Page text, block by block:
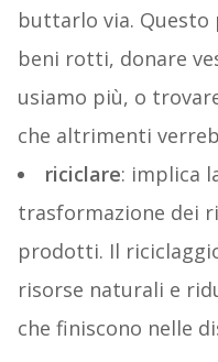
buttarlo via.
beni rotti, donare
usiamo più, o
che altrimenti
riciclare: implica
trasformazione dei
prodotti. Il
risorse naturali e
che finiscono nelle